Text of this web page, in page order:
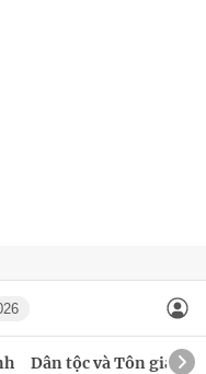
Dân tộc và Tôn giáo